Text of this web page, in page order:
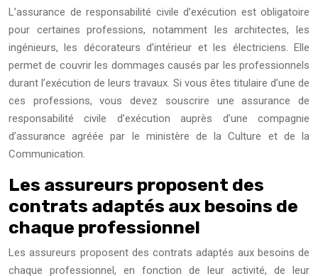
L’assurance de responsabilité civile d’exécution est obligatoire
pour certaines professions, notamment les architectes, les
ingénieurs, les décorateurs d’intérieur et les électriciens. Elle
permet de couvrir les dommages causés par les professionnels
durant l’exécution de leurs travaux. Si vous êtes titulaire d’une de
ces professions, vous devez souscrire une assurance de
responsabilité civile d’exécution auprès d’une compagnie
d’assurance agréée par le ministère de la Culture et de la
Communication.
Les assureurs proposent des
contrats adaptés aux besoins de
chaque professionnel
Les assureurs proposent des contrats adaptés aux besoins de
chaque professionnel, en fonction de leur activité, de leur